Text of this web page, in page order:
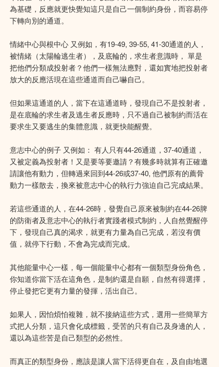
為基礎，反應就更快覺知這只是自己一個制約身份，而容易停
下轉向別的通道。
情緒中心與根中心 又例如，有19-49, 39-55, 41-30通道的人，
被情緒（太陽輪逃生者），及底輪的，求生者意識時， 單是
把他們分類成投射者？他們一樣無法應對，還如實地把投射者
放大的反應活現在這些通道而自己嚇自己。
但如果這通道的人，當下在這通道時，發現自己不是投射者，
是在底輪的求生者及逃生者反應時，只不過自己被制約而活在
要求生又要逃生的集體意識，就更快能醒覺。
意志中心的例子 又例如： 有人只有44-26通道，37-40通道，
又被定義為投射者！又是要等要邀請？有幾多時就算有正確邀
請讓他有動力，但轉過來回到44-26或37-40, 他們原有的薦骨
動力一樣散去，換來被意志中心的執行力強迫自己完成結果。
若這些通道的人，在44-26時，發覺自己原來被制約在44-26脾
的防衛者及意志中心的執行者實踐者模式制約，人自然覺醒停
下，發現自己真的渴求，就更有力量為自己完成，若沒有價
值，就停下行動，不會為完成而完成。
其他能量中心一樣，每一個能量中心都有一個類型身份角色，
你知道你當下活在這角色，是制約還是自願，自然有得選擇，
停止發把它更有力量的發揮，活出自己。
如果人，因怕煩怕複雜，就不接納這些方式，選用一些簡單方
式把人分類，這只會化成標籤，受苦的只有自己及身邊的人，
還以為這些苦是自己類型的必然性。
而真正的類型身份，應該是讓人當下活得更自在，及自由地選